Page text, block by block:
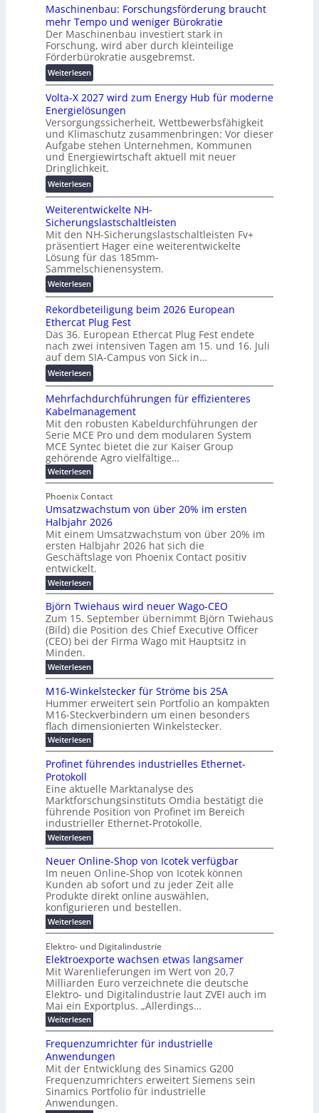
i
e
r
u
n
g
s
l
ö
s
u
n
g
e
n
e
s
c
h
u
t
z
u
n
d
d
i
g
i
t
a
l
e
T
r
a
n
s
p
a
r
e
n
z
Maschinenbau: Forschungsförderung braucht
mehr Tempo und weniger Bürokratie
Der Maschinenbau investiert stark in
Forschung, wird aber durch kleinteilige
Förderbürokratie ausgebremst.
Weiterlesen:
M
a
s
c
h
i
n
e
n
b
a
u
:
F
o
r
s
h
u
n
g
s
f
r
d
e
r
u
n
g
b
r
a
u
c
h
t
m
e
h
r
T
m
p
o
u
n
d
w
e
n
g
e
B
ü
r
o
k
r
a
i
e
Volta-X 2027 wird zum Energy Hub für moderne
Energielösungen
Versorgungssicherheit, Wettbewerbsfähigkeit
und Klimaschutz zusammenbringen: Vor dieser
Aufgabe stehen Unternehmen, Kommunen
und Energiewirtschaft aktuell mit neuer
Dringlichkeit.
Weiterlesen:
V
o
l
t
a
-
X
2
0
2
7
w
i
r
d
z
u
m
E
n
e
r
g
u
f
ü
r
m
o
d
e
r
n
e
E
e
r
g
i
e
l
s
u
n
g
e
n
Weiterentwickelte NH-
Sicherungslastschaltleisten
Mit den NH-Sicherungslastschaltleisten Fv+
präsentiert Hager eine weiterentwickelte
Lösung für das 185mm-
Sammelschienensystem.
Weiterlesen:
W
e
i
t
e
r
e
n
t
w
i
c
k
e
l
e
N
H
-
S
i
c
h
e
r
u
n
s
l
a
s
t
s
c
h
a
t
e
i
s
t
n
Rekordbeteiligung beim 2026 European
Ethercat Plug Fest
Das 36. European Ethercat Plug Fest endete
nach zwei intensiven Tagen am 15. und 16. Juli
auf dem SIA-Campus von Sick in…
Weiterlesen:
R
e
k
o
r
d
b
e
t
e
i
l
i
g
u
n
g
b
e
i
m
0
2
6
E
u
r
o
e
n
E
t
h
e
r
a
t
P
l
u
g
F
e
s
t
Mehrfachdurchführungen für effizienteres
Kabelmanagement
Mit den robusten Kabeldurchführungen der
Serie MCE Pro und dem modularen System
MCE Syntec bietet die zur Kaiser Group
gehörende Agro vielfältige…
Weiterlesen:
M
h
r
f
a
c
h
d
u
r
c
f
ü
h
r
n
g
e
n
f
ü
r
e
ff
i
z
i
n
t
e
r
e
s
K
a
b
e
l
m
a
n
a
e
m
e
n
t
Phoenix Contact
Umsatzwachstum von über 20% im ersten
Halbjahr 2026
Mit einem Umsatzwachstum von über 20% im
ersten Halbjahr 2026 hat sich die
Geschäftslage von Phoenix Contact positiv
entwickelt.
Weiterlesen:
U
m
s
a
t
z
a
c
h
s
t
u
m
v
o
n
ü
b
r
2
0
%
i
m
e
r
t
e
n
H
a
l
b
j
a
h
r
2
0
2
6
Björn Twiehaus wird neuer Wago-CEO
Zum 15. September übernimmt Björn Twiehaus
(Bild) die Position des Chief Executive Officer
(CEO) bei der Firma Wago mit Hauptsitz in
Minden.
Weiterlesen:
B
ö
r
n
T
w
i
h
u
s
w
r
d
n
e
u
r
W
a
g
o
-
C
E
O
M16-Winkelstecker für Ströme bis 25A
Hummer erweitert sein Portfolio an kompakten
M16-Steckverbindern um einen besonders
flach dimensionierten Winkelstecker.
Weiterlesen:
M
1
6
W
i
n
k
e
l
s
t
c
k
e
r
ü
S
t
r
ö
m
e
b
i
s
5
A
Profinet führendes industrielles Ethernet-
Protokoll
Eine aktuelle Marktanalyse des
Marktforschungsinstituts Omdia bestätigt die
führende Position von Profinet im Bereich
industrieller Ethernet-Protokolle.
Weiterlesen:
P
r
o
i
n
e
t
f
ü
h
r
e
n
d
e
s
i
n
u
s
t
r
i
e
l
Neuer Online-Shop von Icotek verfügbar
Im neuen Online-Shop von Icotek können
Kunden ab sofort und zu jeder Zeit alle
Produkte direkt online auswählen,
konfigurieren und bestellen.
Weiterlesen:
N
u
e
r
O
n
l
i
n
e
-
S
h
o
p
v
o
n
Elektro- und Digitalindustrie
Elektroexporte wachsen etwas langsamer
Mit Warenlieferungen im Wert von 20,7
Milliarden Euro verzeichnete die deutsche
Elektro- und Digitalindustrie laut ZVEI auch im
Mai ein Exportplus. „Allerdings…
Weiterlesen:
E
e
k
t
r
o
e
x
Frequenzumrichter für industrielle
Anwendungen
Mit der Entwicklung des Sinamics G200
Frequenzumrichters erweitert Siemens sein
Sinamics Portfolio für industrielle
Anwendungen.